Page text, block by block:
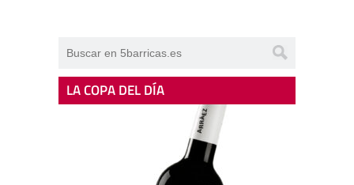
LA COPA DEL DÍA